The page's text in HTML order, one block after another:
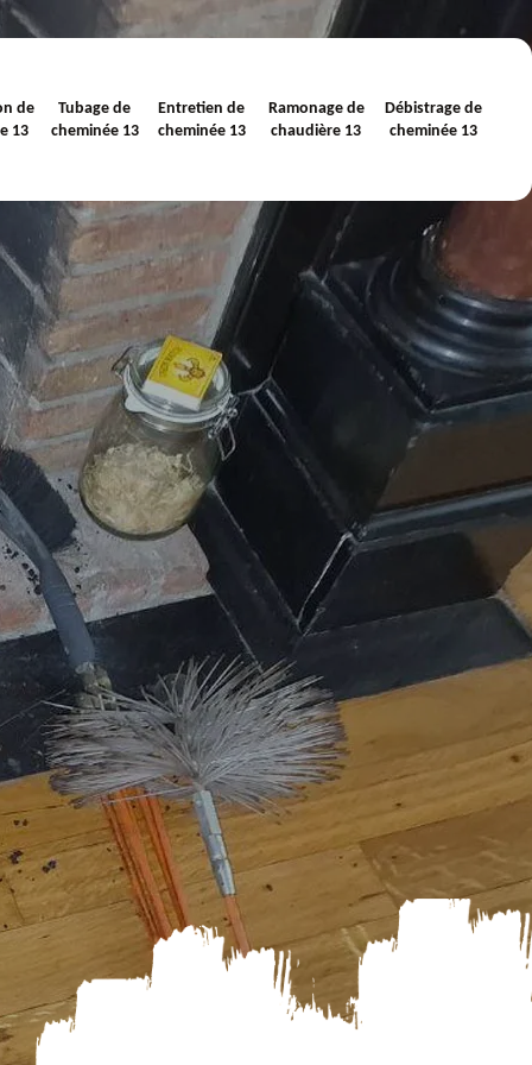
de
13
Tubage de
cheminée 13
Entretien de
cheminée 13
Ramonage de
chaudière 13
Débistrage de
cheminée 13